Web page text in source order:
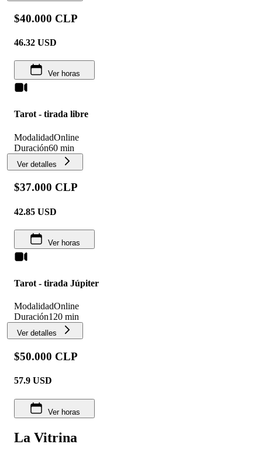
$40.000 CLP
46.32 USD
Ver horas
Tarot - tirada libre
ModalidadOnline
Duración60 min
Ver detalles
$37.000 CLP
42.85 USD
Ver horas
Tarot - tirada Júpiter
ModalidadOnline
Duración120 min
Ver detalles
$50.000 CLP
57.9 USD
Ver horas
La Vitrina